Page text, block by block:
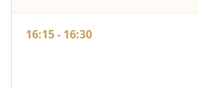
16:15 - 16:30